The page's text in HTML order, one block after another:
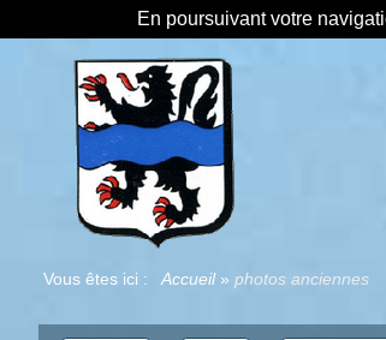
En poursuivant votre
Vous êtes ici : Accueil » photos anciennes